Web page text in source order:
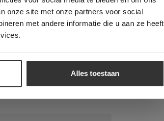
onze site met onze partners voor social
met andere informatie die u aan ze heeft
Alles toestaan